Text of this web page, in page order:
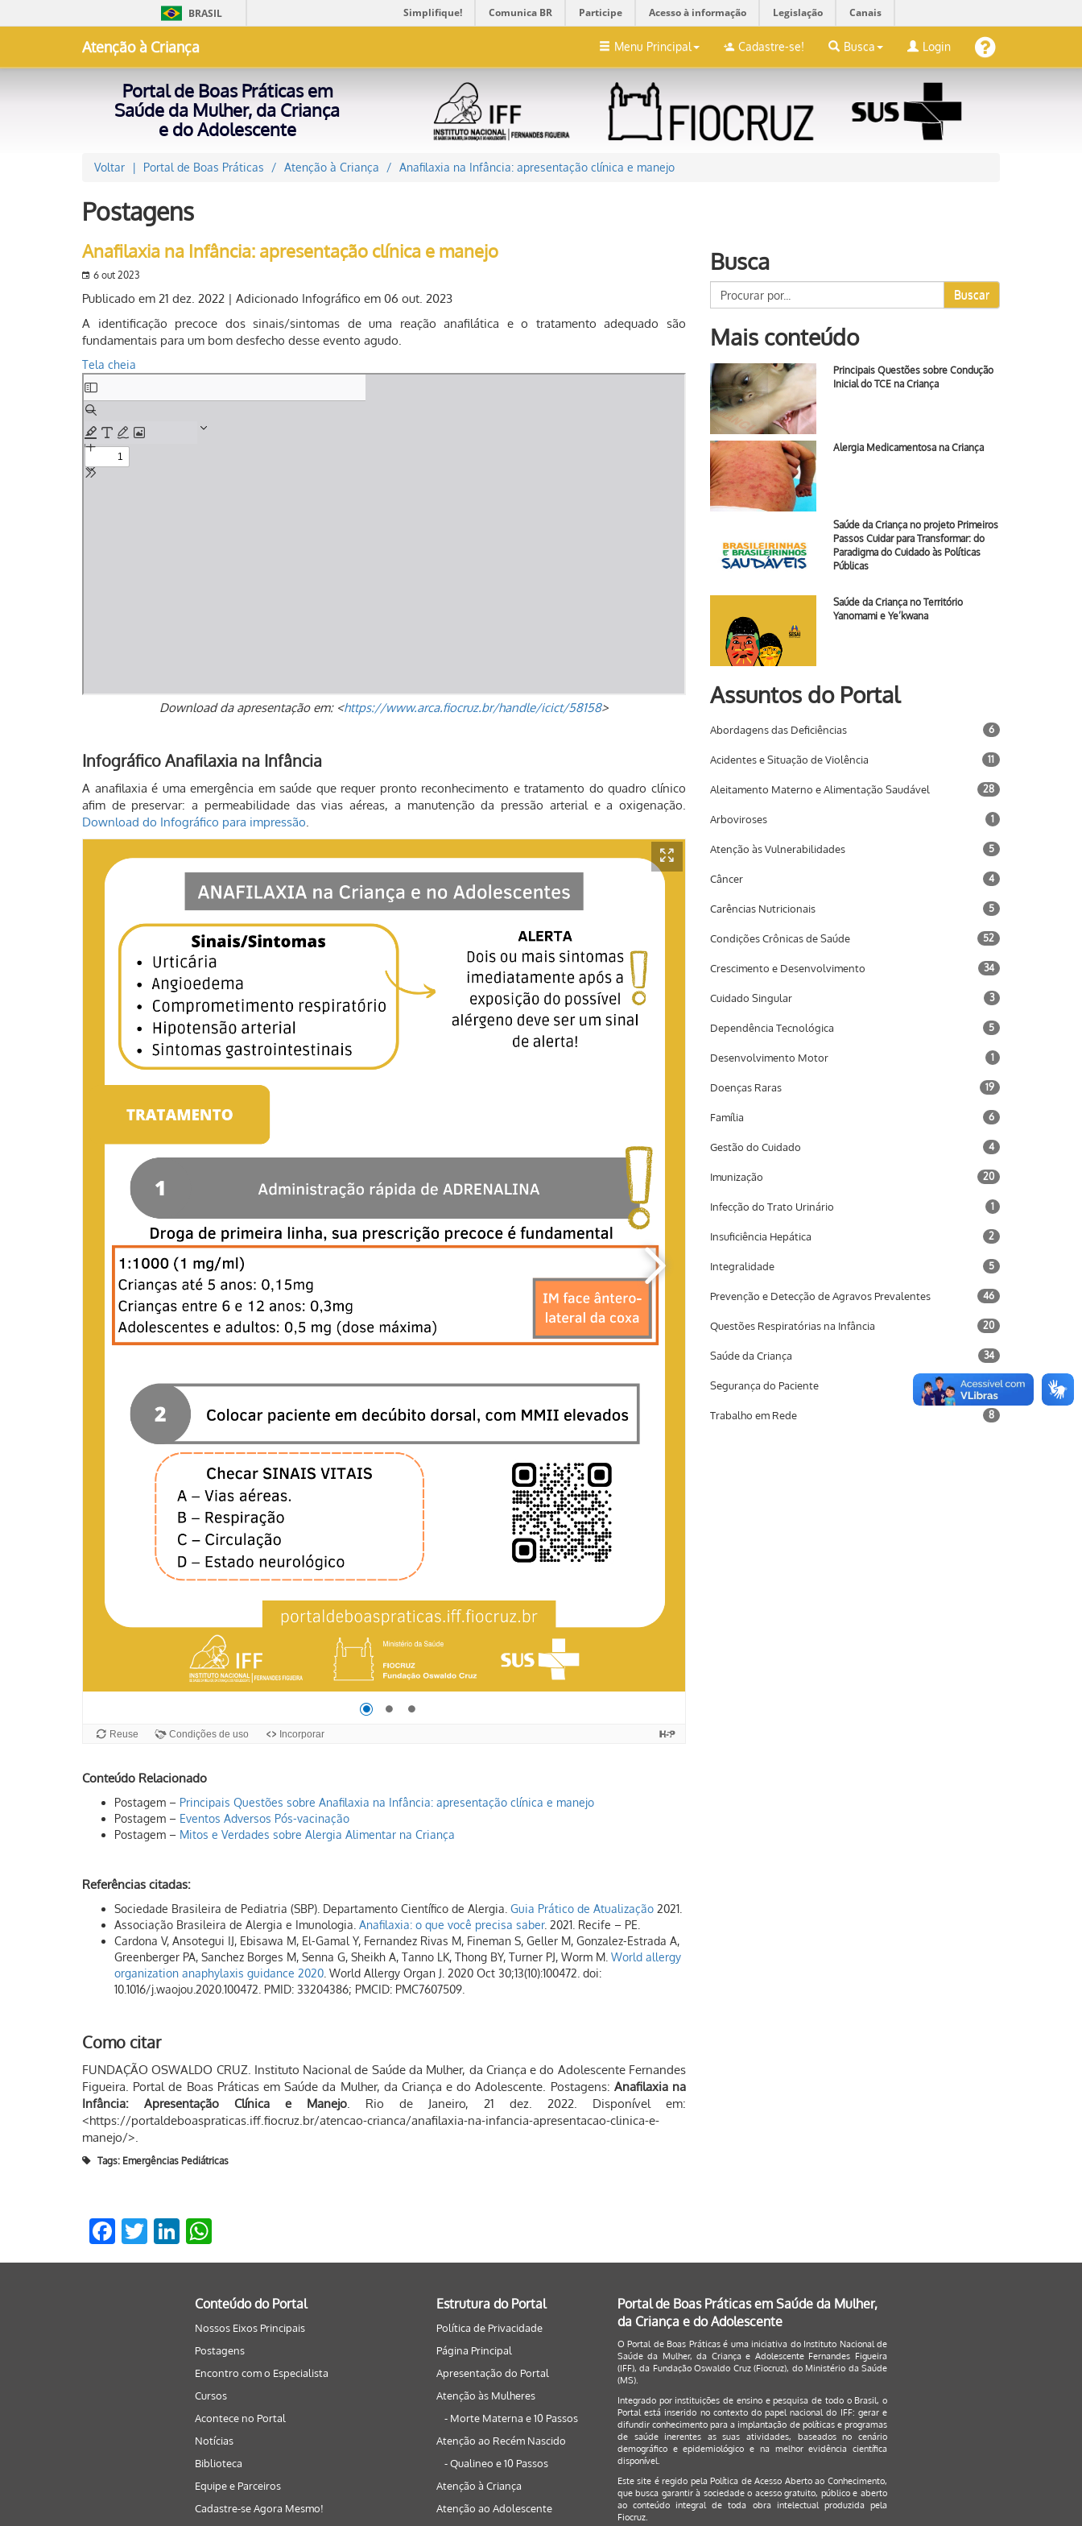
BRASIL Simplifique! Comunica BR Participe Acesso à informação Legislação Canais
Atenção à Criança Menu Principal Cadastre-se! Busca Login
Portal de Boas Práticas em
Saúde da Mulher, da Criança
e do Adolescente
Voltar Portal de Boas Práticas Atenção à Criança Anafilaxia na Infância: apresentação clínica e manejo
Postagens
Anafilaxia na Infância: apresentação clínica e manejo
6 out 2023
Publicado em 21 dez. 2022 | Adicionado Infográfico em 06 out. 2023
A identificação precoce dos sinais/sintomas de uma reação anafilática e o tratamento adequado são
fundamentais para um bom desfecho desse evento agudo.
Tela cheia
Skip
to
PDF
content
Download da apresentação em: <https://www.arca.fiocruz.br/handle/icict/58158>
Infográfico Anafilaxia na Infância
A anafilaxia é uma emergência em saúde que requer pronto reconhecimento e tratamento do quadro clínico
afim de preservar: a permeabilidade das vias aéreas, a manutenção da pressão arterial e a oxigenação.
Download do Infográfico para impressão.
Conteúdo Relacionado
Postagem – Principais Questões sobre Anafilaxia na Infância: apresentação clínica e manejo
Postagem – Eventos Adversos Pós-vacinação
Postagem – Mitos e Verdades sobre Alergia Alimentar na Criança
Referências citadas:
Sociedade Brasileira de Pediatria (SBP). Departamento Científico de Alergia. Guia Prático de Atualização 2021.
Associação Brasileira de Alergia e Imunologia. Anafilaxia: o que você precisa saber. 2021. Recife – PE.
Cardona V, Ansotegui IJ, Ebisawa M, El-Gamal Y, Fernandez Rivas M, Fineman S, Geller M, Gonzalez-Estrada A,
Greenberger PA, Sanchez Borges M, Senna G, Sheikh A, Tanno LK, Thong BY, Turner PJ, Worm M. World allergy
organization anaphylaxis guidance 2020 . World Allergy Organ J. 2020 Oct 30;13(10):100472. doi:
10.1016/j.waojou.2020.100472. PMID: 33204386; PMCID: PMC7607509.
Como citar
FUNDAÇÃO OSWALDO CRUZ. Instituto Nacional de Saúde da Mulher, da Criança e do Adolescente Fernandes
Figueira. Portal de Boas Práticas em Saúde da Mulher, da Criança e do Adolescente. Postagens: Anafilaxia na
Infância: Apresentação Clínica e Manejo. Rio de Janeiro, 21 dez. 2022. Disponível em:
<https://portaldeboaspraticas.iff.fiocruz.br/atencao-crianca/anafilaxia-na-infancia-apresentacao-clinica-e-
manejo/>.
Tags: Emergências Pediátricas
Facebook
TwitterLinkedIn
Busca
Buscar
Mais conteúdo
Principais Questões sobre Condução
Inicial do TCE na Criança
Alergia Medicamentosa na Criança
Saúde da Criança no projeto Primeiros
Passos Cuidar para Transformar: do
Paradigma do Cuidado às Políticas
Públicas
Saúde da Criança no Território
Yanomami e Ye’kwana
Assuntos do Portal
Abordagens das Deficiências 6
Acidentes e Situação de Violência 11
Aleitamento Materno e Alimentação Saudável 28
Arboviroses 1
Atenção às Vulnerabilidades 5
Câncer 4
Carências Nutricionais 5
Condições Crônicas de Saúde 52
Crescimento e Desenvolvimento 34
Cuidado Singular 3
Dependência Tecnológica 5
Desenvolvimento Motor 1
Doenças Raras 19
Família 6
Gestão do Cuidado 4
Imunização 20
Infecção do Trato Urinário 1
Insuficiência Hepática 2
Integralidade 5
Prevenção e Detecção de Agravos Prevalentes 46
Questões Respiratórias na Infância 20
Saúde da Criança 34
Segurança do Paciente 14
Trabalho em Rede 8
Conteúdo do Portal
Nossos Eixos Principais
Postagens
Encontro com o Especialista
Cursos
Acontece no Portal
Notícias
Biblioteca
Equipe e Parceiros
Cadastre-se Agora Mesmo!
Estrutura do Portal
Política de Privacidade
Página Principal
Apresentação do Portal
Atenção às Mulheres
- Morte Materna e 10 Passos
Atenção ao Recém Nascido
- Qualineo e 10 Passos
Atenção à Criança
Atenção ao Adolescente
Portal de Boas Práticas em Saúde da Mulher,
da Criança e do Adolescente
O Portal de Boas Práticas é uma iniciativa do Instituto Nacional de
Saúde da Mulher, da Criança e Adolescente Fernandes Figueira
(IFF), da Fundação Oswaldo Cruz (Fiocruz), do Ministério da Saúde
(MS).
Integrado por instituições de ensino e pesquisa de todo o Brasil, o
Portal está inserido no contexto do papel nacional do IFF: gerar e
difundir conhecimento para a implantação de políticas e programas
de saúde inerentes as suas atividades, baseados no cenário
demográfico e epidemiológico e na melhor evidência científica
disponível.
Este site é regido pelaPolítica de Acesso Aberto ao Conhecimento,
que busca garantir à sociedade o acesso gratuito, público e aberto
ao conteúdo integral de toda obra intelectual produzida pela
Fiocruz.